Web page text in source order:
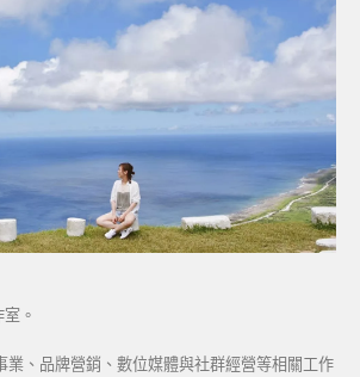
。
業、品牌營銷、數位媒體與社群經營等相關工作